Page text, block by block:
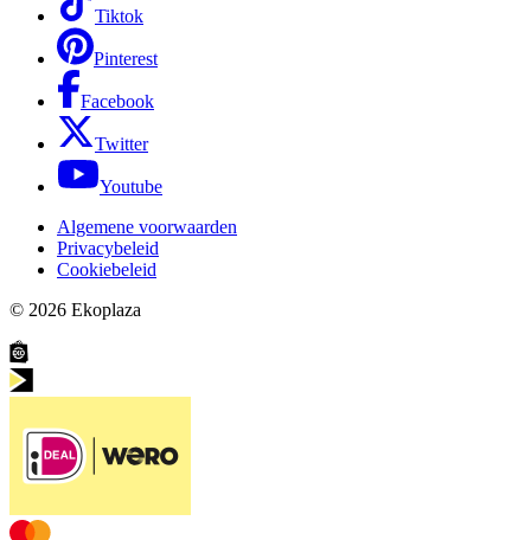
Tiktok
Pinterest
Facebook
Twitter
Youtube
Algemene voorwaarden
Privacybeleid
Cookiebeleid
© 2026 Ekoplaza